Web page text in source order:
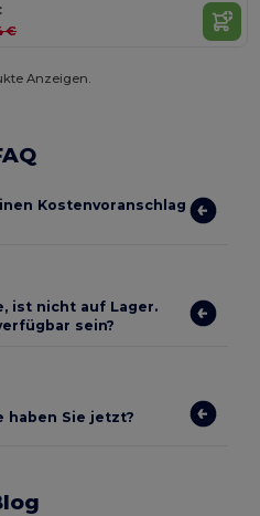
€
Anzeigen.
Kostenvoranschlag
ist nicht auf Lager.
sein?
haben Sie jetzt?